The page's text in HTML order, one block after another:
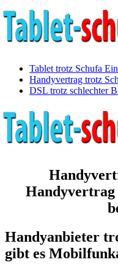
Tablet trotz Schufa
Handyvertrag trotz
DSL trotz schlechter
Handyanbieter
gibt es